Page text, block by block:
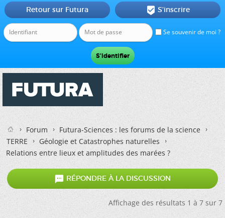
Se souvenir de moi ?
Retour sur Futura  S'inscrire
Forum
Futura-Sciences : les forums de la science
TERRE
Géologie et Catastrophes naturelles
Relations entre lieux et amplitudes des marées ?
 RÉPONDRE À LA DISCUSSION
Affichage des résultats 1 à 7 sur 7